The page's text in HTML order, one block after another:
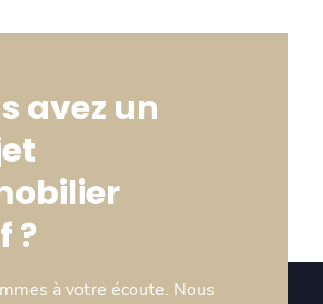
avez un
?
à votre écoute. Nous